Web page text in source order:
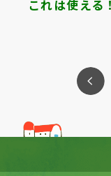
これは使える